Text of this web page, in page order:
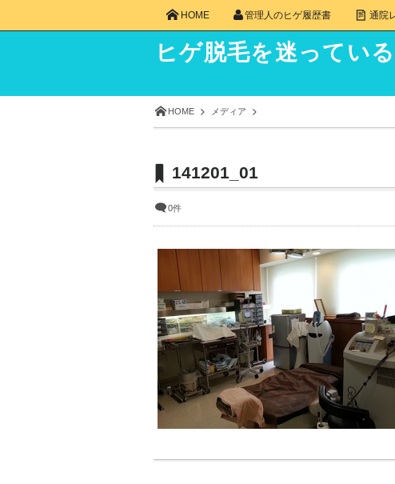
ヒゲ脱毛を迷ってい
HOME メディア
141201_01
0件
HOME 管理人のヒゲ履歴書 通院